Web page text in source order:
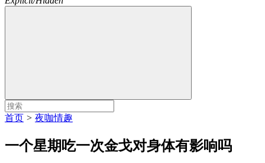
首页 > 夜咖情趣
一个星期吃一次金戈对身体有影响吗